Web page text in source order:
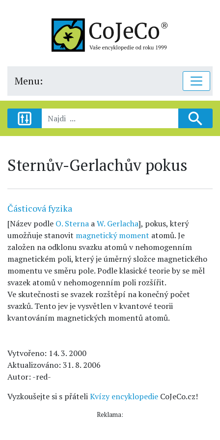
Menu:
Sternův-Gerlachův pokus
Částicová fyzika
[Název podle O. Sterna aW. Gerlacha], pokus, který
umožňuje stanovit magnetický moment atomů. Je
založen na odklonu svazku atomů v nehomogenním
magnetickém poli, který je úměrný složce magnetického
momentu ve směru pole. Podle klasické teorie by se měl
svazek atomů v nehomogenním poli rozšířit.
Ve skutečnosti se svazek rozštěpí na konečný počet
svazků. Tento jev je vysvětlen v kvantové teorii
kvantováním magnetických momentů atomů.
Vytvořeno: 14. 3. 2000
Aktualizováno: 31. 8. 2006
Autor: -red-
Vyzkoušejte si s přáteliKvízy encyklopedie CoJeCo.cz!
Reklama: